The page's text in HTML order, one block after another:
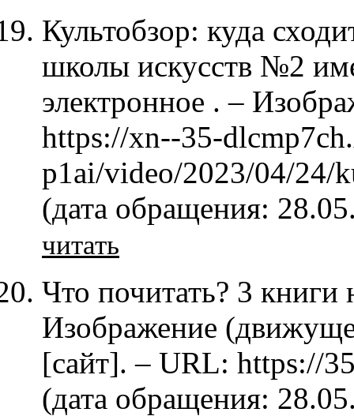
Культобзор: куда
школы искусств №2
электронное . –
https://xn--35-
p1ai/video/2023/04/24/
(дата обращения:
читать
Что почитать? 3
Изображение
[сайт]. – URL: https://
(дата обращения: